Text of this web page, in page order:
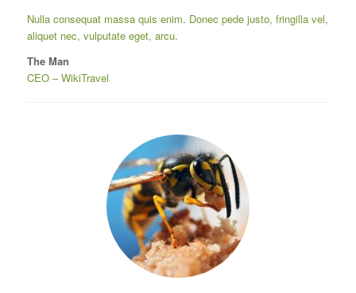
Nulla consequat massa quis enim. Donec pede justo, fringilla vel,
aliquet nec, vulputate eget, arcu.
The Man
CEO–WikiTravel